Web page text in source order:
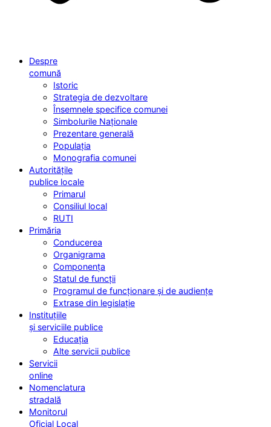
Despre
comună
Istoric
Strategia de dezvoltare
Însemnele specifice comunei
Simbolurile Naționale
Prezentare generală
Populația
Monografia comunei
Autoritățile
publice locale
Primarul
Consiliul local
RUTI
Primăria
Conducerea
Organigrama
Componența
Statul de funcții
Programul de funcționare și de audiențe
Extrase din legislație
Instituțiile
și serviciile publice
Educația
Alte servicii publice
Servicii
online
Nomenclatura
stradală
Monitorul
Oficial Local